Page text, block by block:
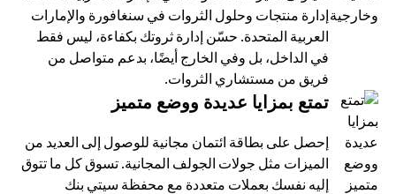
إدارة منتجات وحلول الثروات في سنغافورة والإمارات
العربية المتحدة. حسّن إدارة ثروتك بكفاءة، ليس فقط
في الداخل، بل وفي الخارج أيضًا، بدعم متواصل من
فريق من مستشاري الثروات.
تمتع بمزايا عديدة ووضع متميز
إحصل على بطاقة ائتمان مجانية للوصول إلى العديد من
الميزات مثل جولات الجولف المجانية. تسوق كل ما تتوق
إليه نفسك بعملات متعددة مع محفظة سيتي بنك